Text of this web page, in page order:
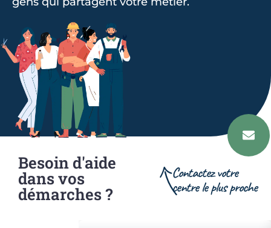
Contactez votre
centre le plus proche
Besoin d'aide
dans vos
démarches ?